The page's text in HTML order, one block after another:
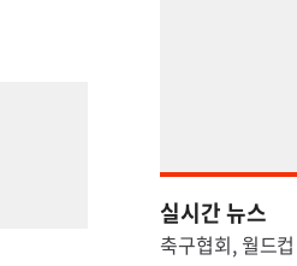
실시간 뉴스